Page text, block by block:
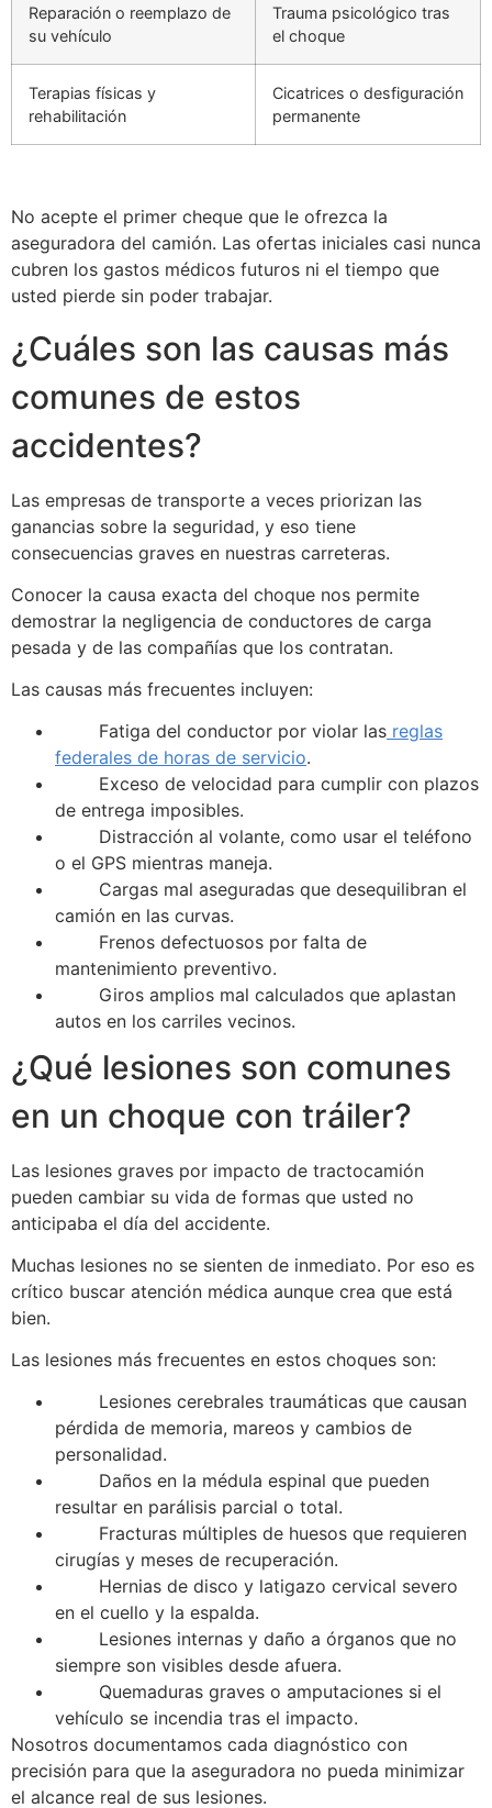
Reparación o reemplazo de
su vehículo
Trauma psicológico tras
el choque
Terapias físicas y
rehabilitación
Cicatrices o desfiguración
permanente
No acepte el primer cheque que le ofrezca la
aseguradora del camión. Las ofertas iniciales casi nunca
cubren los gastos médicos futuros ni el tiempo que
usted pierde sin poder trabajar.
¿Cuáles son las causas más
comunes de estos
accidentes?
Las empresas de transporte a veces priorizan las
ganancias sobre la seguridad, y eso tiene
consecuencias graves en nuestras carreteras.
Conocer la causa exacta del choque nos permite
demostrar la negligencia de conductores de carga
pesada y de las compañías que los contratan.
Las causas más frecuentes incluyen:
Fatiga del conductor por violar las reglas
federales de horas de servicio.
Exceso de velocidad para cumplir con plazos
de entrega imposibles.
Distracción al volante, como usar el teléfono
o el GPS mientras maneja.
Cargas mal aseguradas que desequilibran el
camión en las curvas.
Frenos defectuosos por falta de
mantenimiento preventivo.
Giros amplios mal calculados que aplastan
autos en los carriles vecinos.
¿Qué lesiones son comunes
en un choque con tráiler?
Las lesiones graves por impacto de tractocamión
pueden cambiar su vida de formas que usted no
anticipaba el día del accidente.
Muchas lesiones no se sienten de inmediato. Por eso es
crítico buscar atención médica aunque crea que está
bien.
Las lesiones más frecuentes en estos choques son:
Lesiones cerebrales traumáticas que causan
pérdida de memoria, mareos y cambios de
personalidad.
Daños en la médula espinal que pueden
resultar en parálisis parcial o total.
Fracturas múltiples de huesos que requieren
cirugías y meses de recuperación.
Hernias de disco y latigazo cervical severo
en el cuello y la espalda.
Lesiones internas y daño a órganos que no
siempre son visibles desde afuera.
Quemaduras graves o amputaciones si el
vehículo se incendia tras el impacto.
Nosotros documentamos cada diagnóstico con
precisión para que la aseguradora no pueda minimizar
el alcance real de sus lesiones.